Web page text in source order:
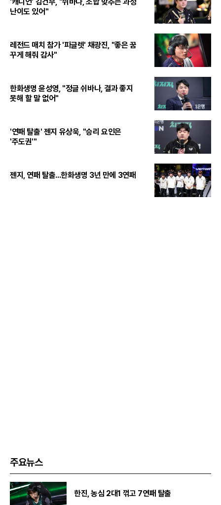
난이도 있어"
레전드 매치 참가 '피글렛' 채광진, "좋은 꿈
꾸게 해줘 감사"
한화생명 윤성영, "정글 쉬바나, 결과 좋지
못해 할 말 없어"
'연패 탈출' 젠지 유상욱, "승리 요인은
'주도권'"
젠지, 연패 탈출...한화생명 3년 만에 3연패
주요뉴스
한진, 농심 2대1 꺾고 7연패 탈출